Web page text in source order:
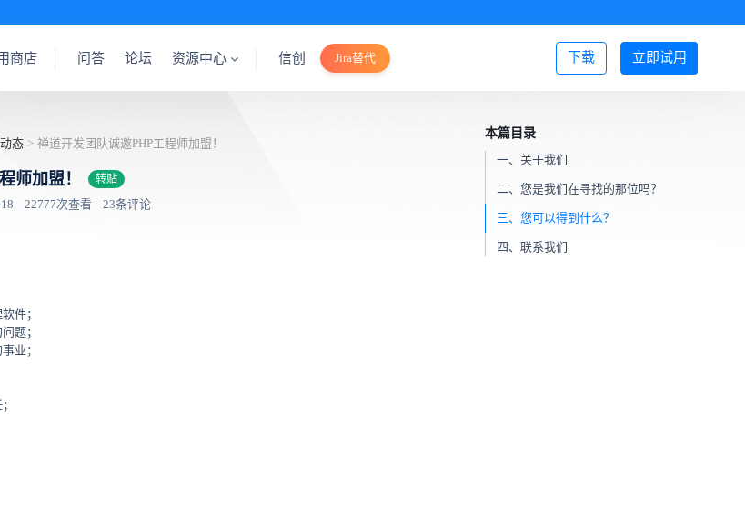
立即试用
下载
商店 问答 论坛 资源中心 信创 Jira替代 登录/注册
态 > 禅道开发团队诚邀PHP工程师加盟！
师加盟！ 转贴
22777次查看 23条评论
本篇目录
一、关于我们
二、您是我们在寻找的那位吗？
三、您可以得到什么？
四、联系我们
件；
题；
业；